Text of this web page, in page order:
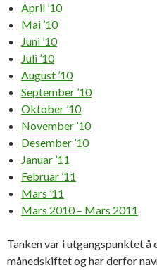
April ’10
Mai ’10
Juni ’10
Juli ’10
August ’10
September ’10
Oktober ’10
November ’10
Desember ’10
Januar ’11
Februar ’11
Mars ’11
Mars 2010 – Mars 2011
Tanken var i utgangspunktet
månedskiftet og har derfor